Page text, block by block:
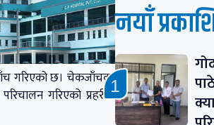
गरिएको छ। चेकजाँचका
गरिएको प्रहरीले
नयाँ